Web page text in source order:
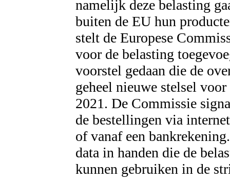
namelijk deze belasting
buiten de EU hun
stelt de Europese
voor de belasting
voorstel gedaan die de
geheel nieuwe stelsel
2021. De Commissie
de bestellingen via
of vanaf een
data in handen die de
kunnen gebruiken in de